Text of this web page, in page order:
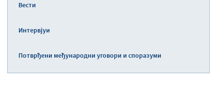
Вести
Интервјуи
Потврђени међународни уговори и споразуми